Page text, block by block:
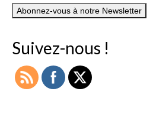
Suivez-nous !